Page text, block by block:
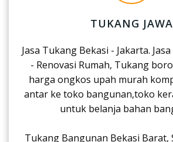
TUKANG JAWA
Jasa Tukang Bekasi - Jakarta.
- Renovasi Rumah, Tukang
harga ongkos upah murah
antar ke toko bangunan,toko
untuk belanja bahan
Tukang Bangunan Bekasi Barat,